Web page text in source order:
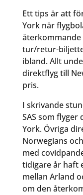
Ett tips är att
York när
tur/retur-
ibland. Allt
direktflyg till
pris.
I skrivande
SAS som
York. Övriga
Norwegians
med
tidigare år haft
mellan Arland
om den